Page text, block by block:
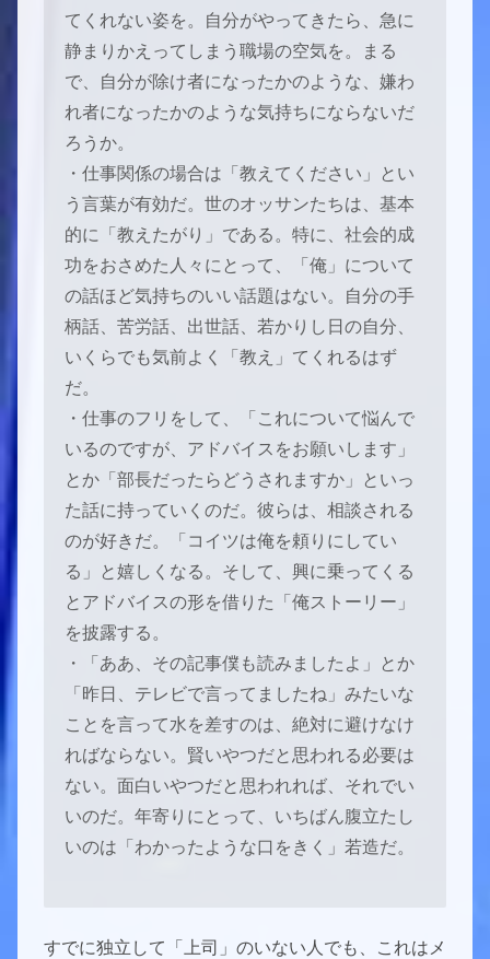
てくれない姿を。自分がやってきたら、急に
静まりかえってしまう職場の空気を。まる
で、自分が除け者になったかのような、嫌わ
れ者になったかのような気持ちにならないだ
ろうか。
・仕事関係の場合は「教えてください」とい
う言葉が有効だ。世のオッサンたちは、基本
的に「教えたがり」である。特に、社会的成
功をおさめた人々にとって、「俺」について
の話ほど気持ちのいい話題はない。自分の手
柄話、苦労話、出世話、若かりし日の自分、
いくらでも気前よく「教え」てくれるはず
だ。
・仕事のフリをして、「これについて悩んで
いるのですが、アドバイスをお願いします」
とか「部長だったらどうされますか」といっ
た話に持っていくのだ。彼らは、相談される
のが好きだ。「コイツは俺を頼りにしてい
る」と嬉しくなる。そして、興に乗ってくる
とアドバイスの形を借りた「俺ストーリー」
を披露する。
・「ああ、その記事僕も読みましたよ」とか
「昨日、テレビで言ってましたね」みたいな
ことを言って水を差すのは、絶対に避けなけ
ればならない。賢いやつだと思われる必要は
ない。面白いやつだと思われれば、それでい
いのだ。年寄りにとって、いちばん腹立たし
いのは「わかったような口をきく」若造だ。
すでに独立して「上司」のいない人でも、これはメ